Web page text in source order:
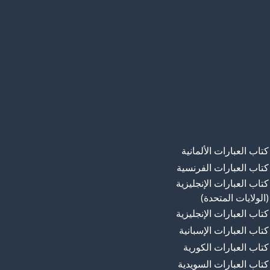
كتاب العبارات الألمانية
كتاب العبارات الفرنسية
كتاب العبارات الإنجليزية
(الولايات المتحدة)
كتاب العبارات الإنجليزية
كتاب العبارات الإسبانية
كتاب العبارات الكورية
كتاب العبارات السويدية